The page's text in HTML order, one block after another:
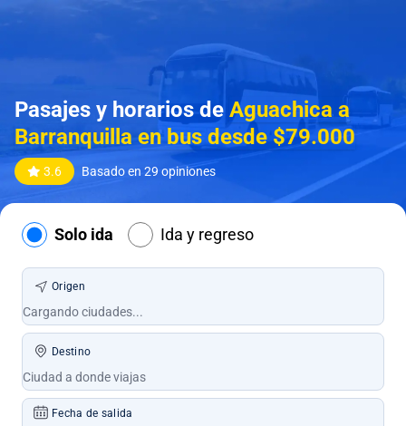
Pasajes y horarios de Aguachica a
Barranquilla en bus desde $79.000
3.6 Basado en 29 opiniones
Solo ida Ida y regreso
Origen
Destino
Fecha de salida